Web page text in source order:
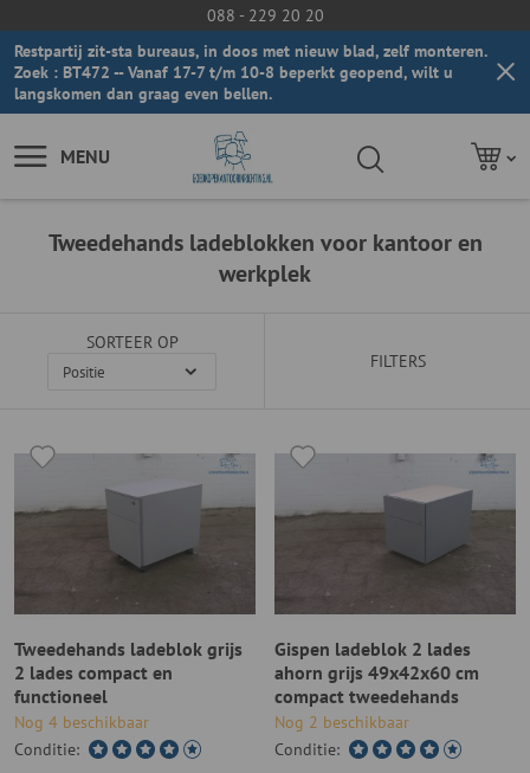
088 - 229 20 20
Restpartij zit-sta bureaus, in doos met nieuw blad, zelf monteren.
Zoek : BT472 -- Vanaf 17-7 t/m 10-8 beperkt geopend, wilt u
langskomen dan graag even bellen.
MENU
Tweedehands ladeblokken voor kantoor en
werkplek
SORTEER OP
FILTERS
Tweedehands ladeblok grijs
2 lades compact en
functioneel
Nog 4 beschikbaar
Conditie:
Gispen ladeblok 2 lades
ahorn grijs 49x42x60 cm
compact tweedehands
Nog 2 beschikbaar
Conditie: